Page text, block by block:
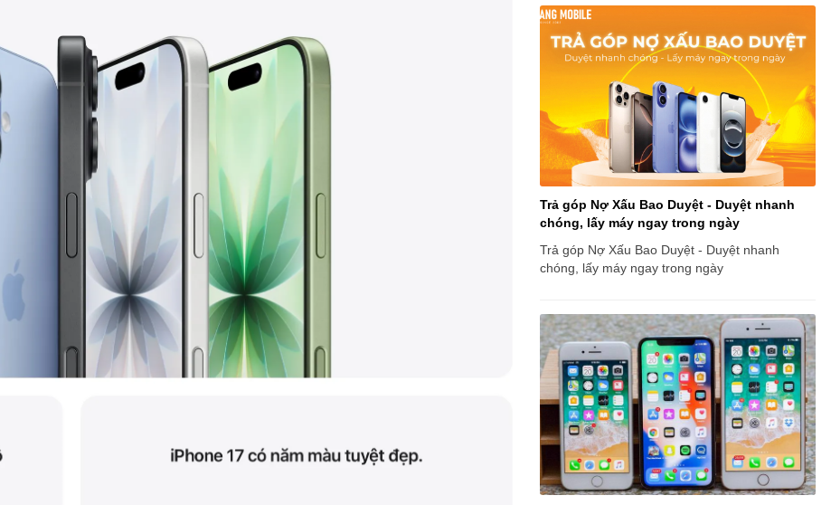
Trả góp Nợ Xấu Bao Duyệt - Duyệt nhanh
chóng, lấy máy ngay trong ngày
Trả góp Nợ Xấu Bao Duyệt - Duyệt nhanh
chóng, lấy máy ngay trong ngày